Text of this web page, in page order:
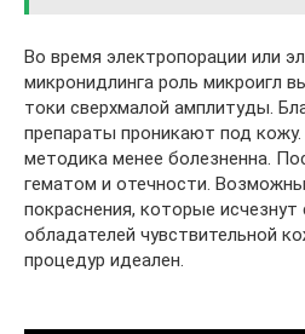
Во время электропорации или
микронидлинга роль микроигл
токи сверхмалой амплитуды.
препараты проникают под
методика менее болезненна.
гематом и отечности.
покраснения, которые исчезнут
обладателей чувствительной
процедур идеален.